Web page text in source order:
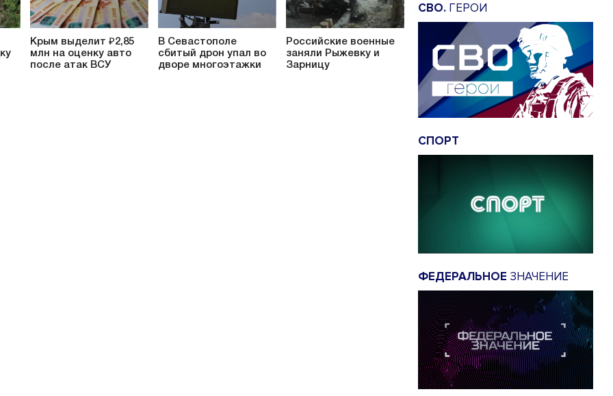
Крым выделит ₽2,85
млн на оценку авто
после атак ВСУ
В Севастополе
сбитый дрон упал во
дворе многоэтажки
Российские военные
заняли Рыжевку и
Зарницу
СВО. ГЕРОИ
СПОРТ
ФЕДЕРАЛЬНОЕ ЗНАЧЕНИЕ